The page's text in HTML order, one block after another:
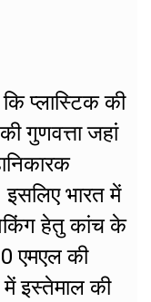
प्लास्टिक की
गुणवत्ता जहां
भारत में
पैकिंग हेतु कांच के
एमएल की
इस्तेमाल की